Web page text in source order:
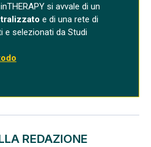
si avvale di un
e di una rete di
selezionati da Studi
REDAZIONE